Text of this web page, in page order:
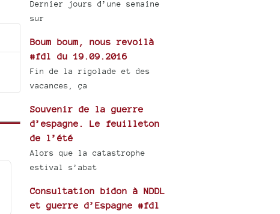
Dernier jours d’une semaine
sur
Boum boum, nous revoilà
#fdl du 19.09.2016
Fin de la rigolade et des
vacances, ça
Souvenir de la guerre
d’espagne. Le feuilleton
de l’été
Alors que la catastrophe
estival s’abat
Consultation bidon à NDDL
et guerre d’Espagne #fdl